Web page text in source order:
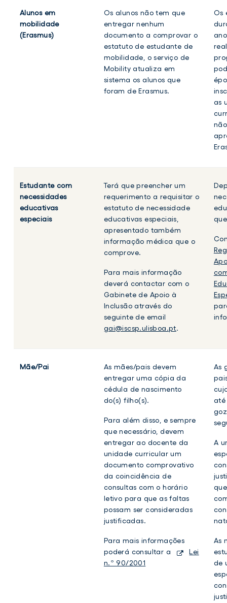
Alunos em
mobilidade
(Erasmus)
Os alunos não tem que
entregar nenhum
documento a comprovar o
estatuto de estudante de
mobilidade, o serviço de
Mobility atualiza em
sistema os alunos que
foram de Erasmus.
Os
as
Estudante com
necessidades
educativas
especiais
Terá que preencher um
requerimento a requisitar o
estatuto de necessidade
educativas especiais,
apresentado também
informação médica que o
comprove.
Para mais informação
deverá contactar com o
Gabinete de Apoio à
Inclusão através do
seguinte de email
gai@iscsp.ulisboa.pt.
Mãe/Pai
As mães/pais devem
entregar uma cópia da
cédula de nascimento
do(s) filho(s).
Para além disso, e sempre
que necessário, devem
entregar ao docente da
unidade curricular um
documento comprovativo
da coincidência de
consultas com o horário
letivo para que as faltas
possam ser consideradas
justificadas.
Para mais informações
poderá consultar a
Lei
n.º 90/2001
As
até
A
As
de